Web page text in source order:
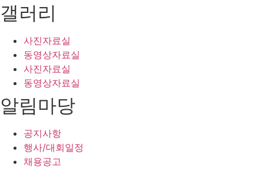
갤러리
사진자료실
동영상자료실
사진자료실
동영상자료실
알림마당
공지사항
행사/대회일정
채용공고